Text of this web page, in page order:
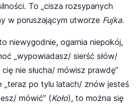
To „cisza rozsypanych
w poruszającym utworze Fujka.
niewygodnie, ogarnia niepokój,
„wypowiadasz/ sierść słów/
nie słucha/ mówisz prawdę”
„teraz po tylu latach/ znów jesteś
mówić” (Koło), to można się